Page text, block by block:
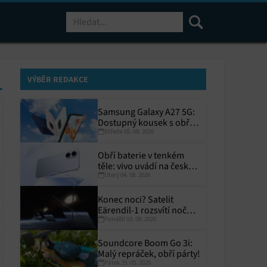
VÝBĚR REDAKCE
Samsung Galaxy A27 5G:
Dostupný kousek s obřím
displejem
Středa 05. 08. 2026
Obří baterie v tenkém
těle: vivo uvádí na český
trh V70 Lite 5G
Úterý 04. 08. 2026
Konec noci? Satelit
Eärendil-1 rozsvítí noční
Zemi
Pondělí 03. 08. 2026
Soundcore Boom Go 3i:
Malý repráček, obří párty!
Pátek 29. 05. 2026